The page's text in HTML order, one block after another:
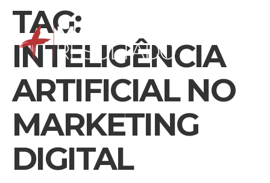
TAG:
INTELIGÊNCIA
ARTIFICIAL NO
MARKETING
DIGITAL